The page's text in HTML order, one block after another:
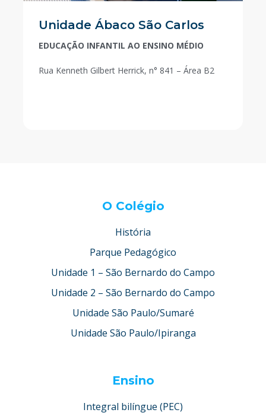
Unidade Ábaco São Carlos
EDUCAÇÃO INFANTIL AO ENSINO MÉDIO
Rua Kenneth Gilbert Herrick, n° 841 – Área B2
O Colégio
História
Parque Pedagógico
Unidade 1 – São Bernardo do Campo
Unidade 2 – São Bernardo do Campo
Unidade São Paulo/Sumaré
Unidade São Paulo/Ipiranga
Ensino
Integral bilíngue (PEC)